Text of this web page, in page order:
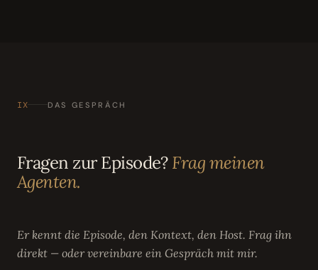
IX DAS GESPRÄCH
Fragen zur Episode?Frag meinen
Agenten.
Er kennt die Episode, den Kontext, den Host. Frag ihn
direkt — oder vereinbare ein Gespräch mit mir.